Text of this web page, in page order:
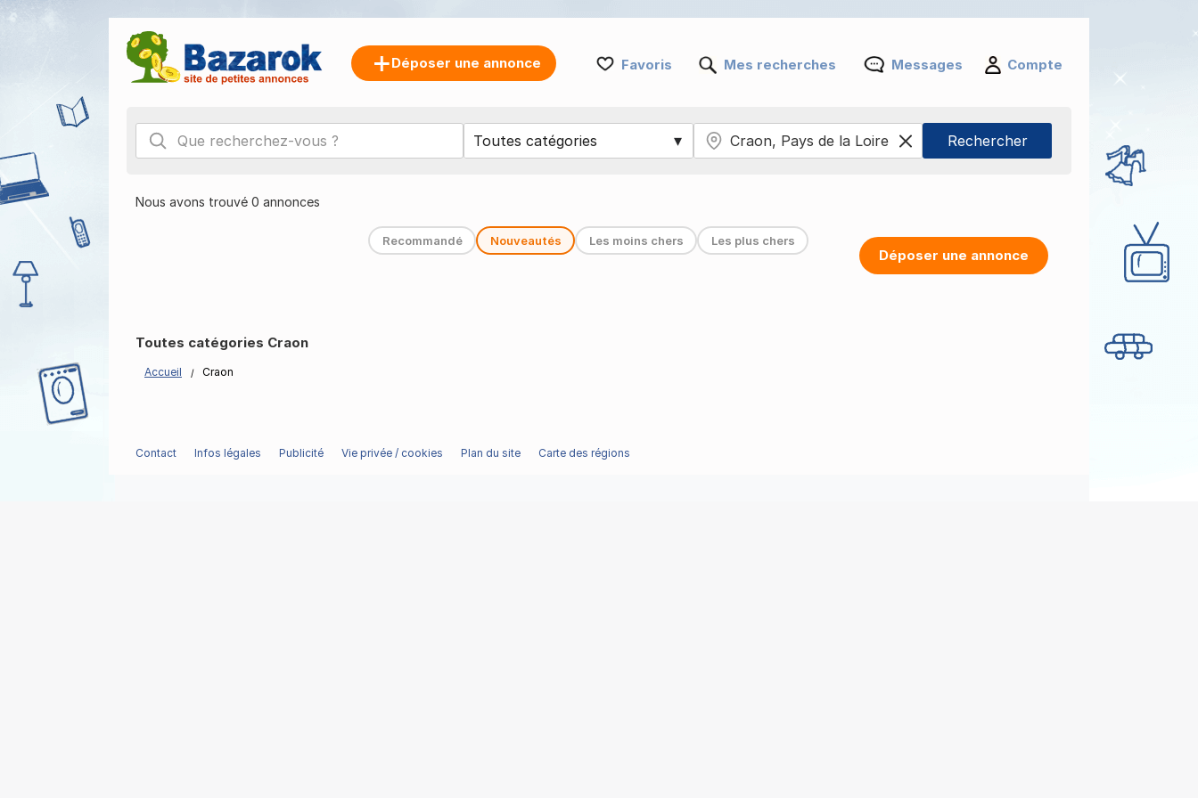
Déposer une annonce Favoris Mes recherches Messages Compte
Nous avons trouvé 0 annonces
Recommandé Nouveautés Les moins chers Les plus chers
Toutes catégories Craon
Accueil Craon
Déposer une annonce
Contact Infos légales Publicité Vie privée / cookies Plan du site Carte des régions